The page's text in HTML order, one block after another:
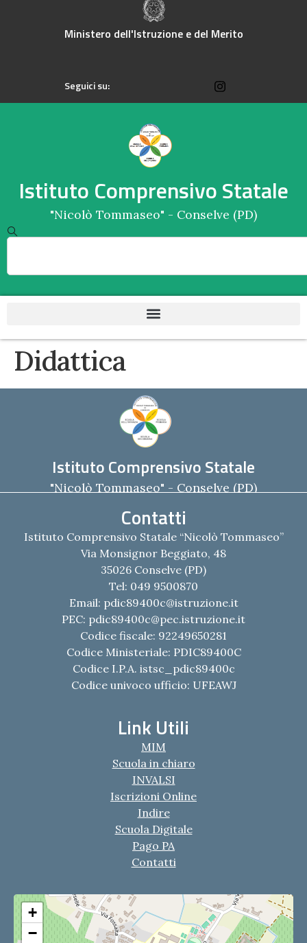
Ministero dell'Istruzione e del Merito
Seguici su:
Istituto Comprensivo Statale
"Nicolò Tommaseo" - Conselve (PD)
Didattica
Istituto Comprensivo Statale
"Nicolò Tommaseo" - Conselve (PD)
Contatti
Istituto Comprensivo Statale “Nicolò Tommaseo”
Via Monsignor Beggiato, 48
35026 Conselve (PD)
Tel: 049 9500870
Email: pdic89400c@istruzione.it
PEC: pdic89400c@pec.istruzione.it
Codice fiscale: 92249650281
Codice Ministeriale: PDIC89400C
Codice I.P.A. istsc_pdic89400c
Codice univoco ufficio: UFEAWJ
Link Utili
MIM
Scuola in chiaro
INVALSI
Iscrizioni Online
Indire
Scuola Digitale
Pago PA
Contatti
+
−